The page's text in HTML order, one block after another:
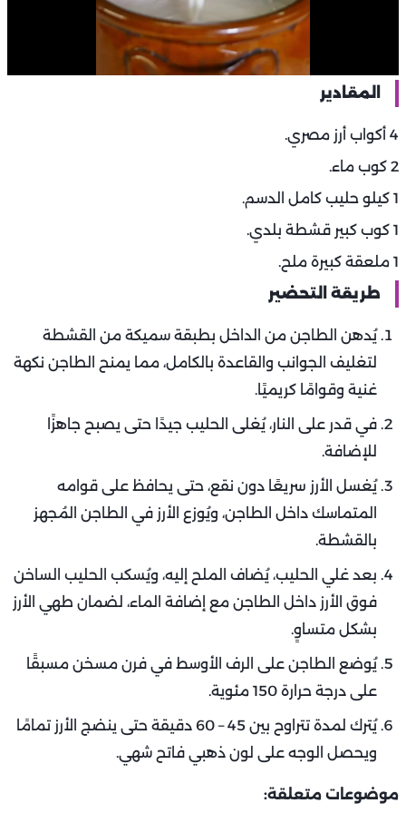
المقادير
4 أكواب أرز مصري.
2 كوب ماء.
1 كيلو حليب كامل الدسم.
1 كوب كبير قشطة بلدي.
1 ملعقة كبيرة ملح.
طريقة التحضير
يُدهن الطاجن من الداخل بطبقة سميكة من القشطة
لتغليف الجوانب والقاعدة بالكامل، مما يمنح الطاجن نكهة
غنية وقوامًا كريميًا.
في قدر على النار، يُغلى الحليب جيدًا حتى يصبح جاهزًا
للإضافة.
يُغسل الأرز سريعًا دون نقع، حتى يحافظ على قوامه
المتماسك داخل الطاجن، ويُوزع الأرز في الطاجن المُجهز
بالقشطة.
بعد غلي الحليب، يُضاف الملح إليه، ويُسكب الحليب الساخن
فوق الأرز داخل الطاجن مع إضافة الماء، لضمان طهي الأرز
بشكل متساوٍ.
يُوضع الطاجن على الرف الأوسط في فرن مسخن مسبقًا
على درجة حرارة 150 مئوية.
يُترك لمدة تتراوح بين 45 – 60 دقيقة حتى ينضج الأرز تمامًا
ويحصل الوجه على لون ذهبي فاتح شهي.
موضوعات متعلقة: